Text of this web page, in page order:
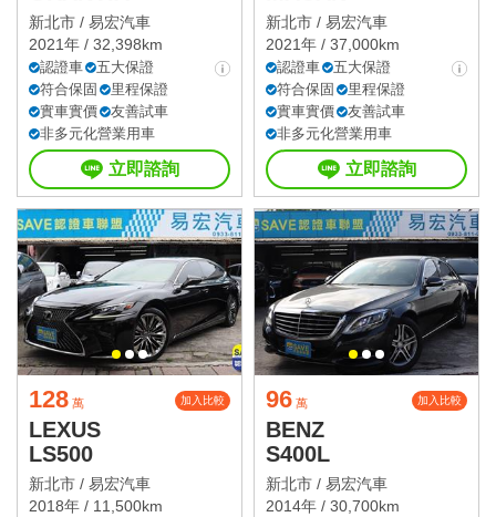
新北市 / 易宏汽車
2021年 / 32,398km
認證車
五大保證
符合保固
里程保證
實車實價
友善試車
非多元化營業用車
立即諮詢
新北市 / 易宏汽車
2021年 / 37,000km
認證車
五大保證
符合保固
里程保證
實車實價
友善試車
非多元化營業用車
立即諮詢
128 萬 加入比較
LEXUS
LS500
新北市 / 易宏汽車
2018年 / 11,500km
96 萬 加入比較
BENZ
S400L
新北市 / 易宏汽車
2014年 / 30,700km